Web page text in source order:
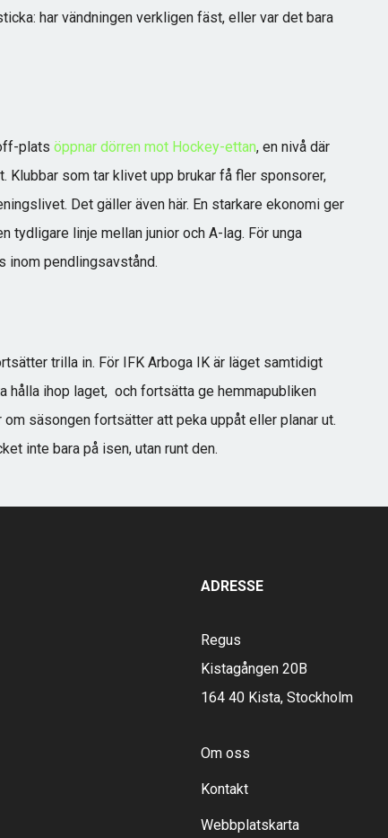
har vändningen verkligen fäst, eller var det bara
plats öppnar dörren mot Hockey-ettan, en nivå där
Klubbar som tar klivet upp brukar få fler sponsorer,
Det gäller även här. En starkare ekonomi ger
tydligare linje mellan junior och A-lag. För unga
inom pendlingsavstånd.
trilla in. För IFK Arboga IK är läget samtidigt
ihop laget, och fortsätta ge hemmapubliken
säsongen fortsätter att peka uppåt eller planar ut.
inte bara på isen, utan runt den.
ADRESSE
Regus
Kistagången 20B
164 40 Kista, Stockholm
Om oss
Kontakt
Webbplatskarta